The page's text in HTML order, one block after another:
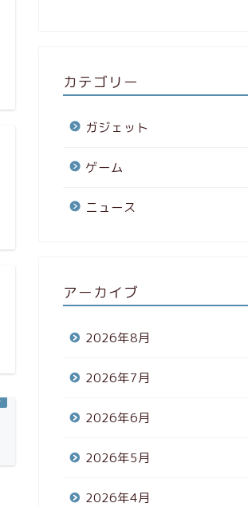
カテゴリー
ガジェット
ゲーム
ニュース
アーカイブ
2026年8月
2026年7月
2026年6月
2026年5月
2026年4月